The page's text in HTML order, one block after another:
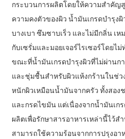
กระบวนการผลิตโดยให้ความสำคัญ
ความคงตัวของผิว น้ำมันเกรดบำรุง
บางเบา ซึมซาบเร็ว และไม่มีกลิ่น เห
กับเซรั่มและมอยเจอร์ไรเซอร์โดยไ
ขณะที่น้ำมันเกรดบำรุงผิวที่ไม่ผ่านก
และชุ่มชื้นสำหรับผิวแห้งกร้านในช่ว
หนักผิวเหมือนน้ำมันจากครัว ทั้งสอ
และกรดไขมัน แต่เนื่องจากน้ำมันเก
ผลิตเพื่อรักษาสารอาหารเหล่านี้ไว้ส
สามารถใช้ความร้อนจากการปรุงอา